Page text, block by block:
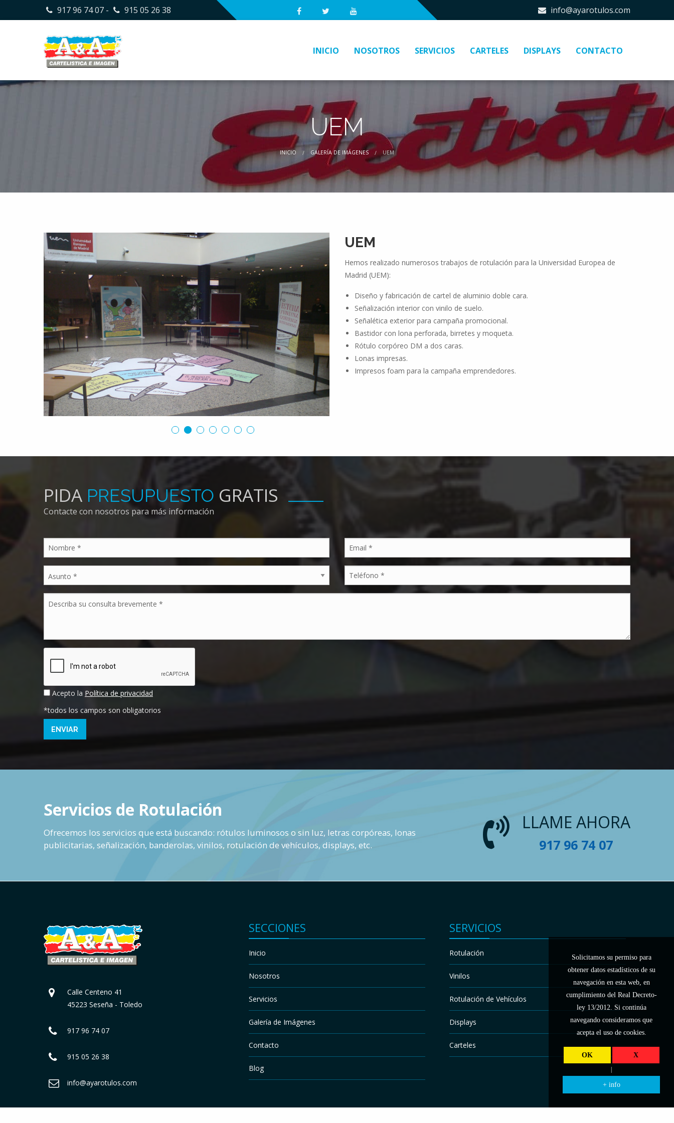
917 96 74 07 - 915 05 26 38 info@ayarotulos.com
INICIO NOSOTROS SERVICIOS CARTELES DISPLAYS CONTACTO
UEM
INICIO GALERÍA DE IMÁGENES UEM
UEM
Hemos realizado numerosos trabajos de rotulación para la Universidad Europea de
Madrid (UEM):
Diseño y fabricación de cartel de aluminio doble cara.
Señalización interior con vinilo de suelo.
Señalética exterior para campaña promocional.
Bastidor con lona perforada, birretes y moqueta.
Rótulo corpóreo DM a dos caras.
Lonas impresas.
Impresos foam para la campaña emprendedores.
PIDA PRESUPUESTO GRATIS
Contacte con nosotros para más información
Acepto la Política de privacidad
*todos los campos son obligatorios
ENVIAR
Servicios de Rotulación
Ofrecemos los servicios que está buscando: rótulos luminosos o sin luz, letras corpóreas, lonas
publicitarias, señalización, banderolas, vinilos, rotulación de vehículos, displays, etc.
LLAME AHORA
917 96 74 07
Calle Centeno 41
45223 Seseña - Toledo
917 96 74 07
915 05 26 38
info@ayarotulos.com
SECCIONES
Inicio
Nosotros
Servicios
Galería de Imágenes
Contacto
Blog
SERVICIOS
Rotulación
Vinilos
Rotulación de Vehículos
Displays
Carteles
Solicitamos su permiso para
obtener datos estadísticos de su
navegación en esta web, en
cumplimiento del Real Decreto-
ley 13/2012. Si continúa
navegando consideramos que
acepta el uso de cookies.
OK X
+ info